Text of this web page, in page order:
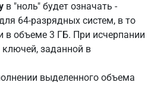
в "ноль" будет означать -
64-разрядных систем, в то
в объеме 3 ГБ. При исчерпании
ключей, заданной в
выделенного объема